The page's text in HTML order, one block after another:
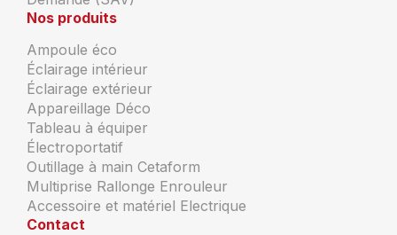
Nos produits
Ampoule éco
Éclairage intérieur
Éclairage extérieur
Appareillage Déco
Tableau à équiper
Électroportatif
Outillage à main Cetaform
Multiprise Rallonge Enrouleur
Accessoire et matériel Electrique
Contact